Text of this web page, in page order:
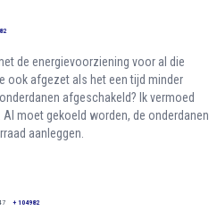
de energievoorziening voor al die
ook afgezet als het een tijd minder
afgeschakeld? Ik vermoed
moet gekoeld worden, de onderdanen
aanleggen.
+ 104982